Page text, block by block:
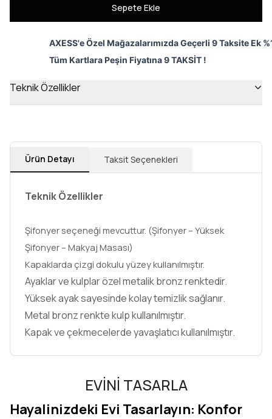
Sepete Ekle
AXESS'e Özel Mağazalarımızda Geçerli 9 Taksite Ek
Tüm Kartlara Peşin Fiyatına 9 TAKSİT !
Teknik Özellikler
Ürün Detayı Taksit Seçenekleri
Teknik Özellikler
Şifonyer seçeneği mevcuttur. (Şifonyer – Yüksek
Şifonyer – Makyaj Masası)
Kapaklarda çizgi dokulu yüzey kullanılmıştır.
Ayaklar ve kulplar özel metalik bronz renktedir.
Yüksek ayak sayesinde kolay temizlik sağlanır.
Metal bronz renkte kulp kullanılmıştır.
Kapak ve çekmecelerde yavaşlatıcı kullanılmıştır.
EVİNİ TASARLA
Hayalinizdeki Evi Tasarlayın: Konfor